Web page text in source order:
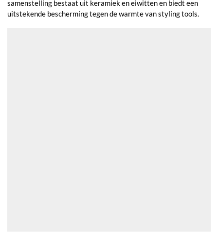
samenstelling bestaat uit keramiek en eiwitten en biedt een
uitstekende bescherming tegen de warmte van styling tools.